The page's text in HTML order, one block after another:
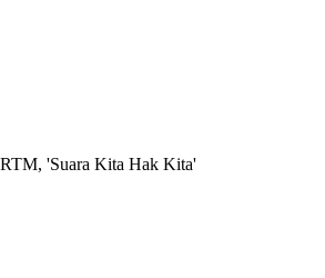
RTM, 'Suara Kita Hak Kita'